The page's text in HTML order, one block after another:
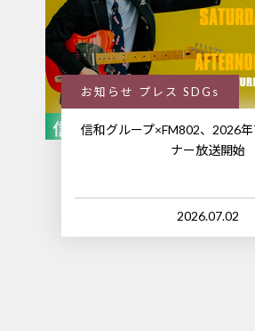
お知らせ プレス SDGs
信和グループ×FM802、2026
ナー放送開始
2026.07.02